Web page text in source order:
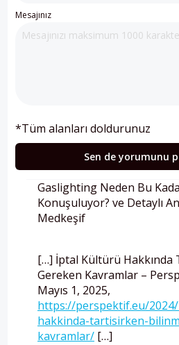
Mesajınız
*Tüm alanları doldurunuz
Sen de yorumunu
Gaslighting Neden Bu
Konuşuluyor? ve Detaylı
Medkeşif
[…] İptal Kültürü Hakkında
Gereken Kavramlar –
Mayıs 1, 2025,
https://perspektif.eu/
hakkinda-tartisirken-
kavramlar/ […]